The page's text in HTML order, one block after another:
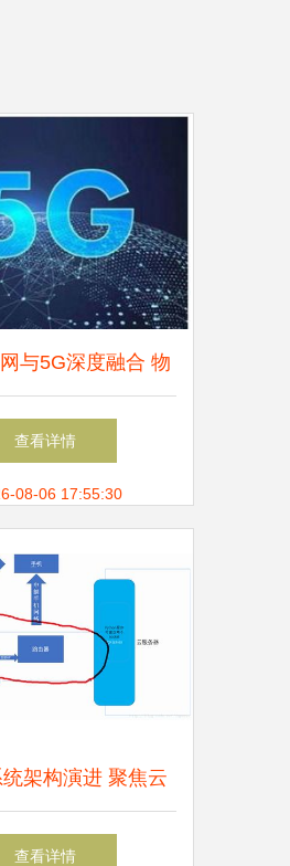
与5G深度融合 物
务的场景布局与战
略路径
查看详情
08-06 17:55:30
架构演进 聚焦云
物联网应用服务
查看详情